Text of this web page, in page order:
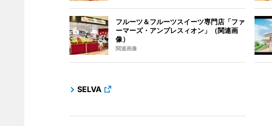
フルーツ＆フルーツスイーツ専門店「ファ
ーマーズ・アンプレスィオン」（関連画
像）
関連画像
SELVA